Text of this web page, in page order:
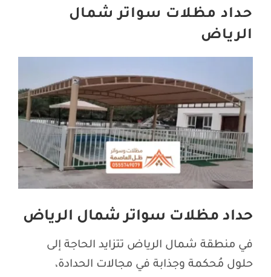
أعمالنا
حداد مظلات سواتر شمال
الرياض
حداد مظلات سواتر شمال الرياض
في منطقة شمال الرياض تتزايد الحاجة إلى
حلول مُحكمة وجذابة في مجالات الحدادة،